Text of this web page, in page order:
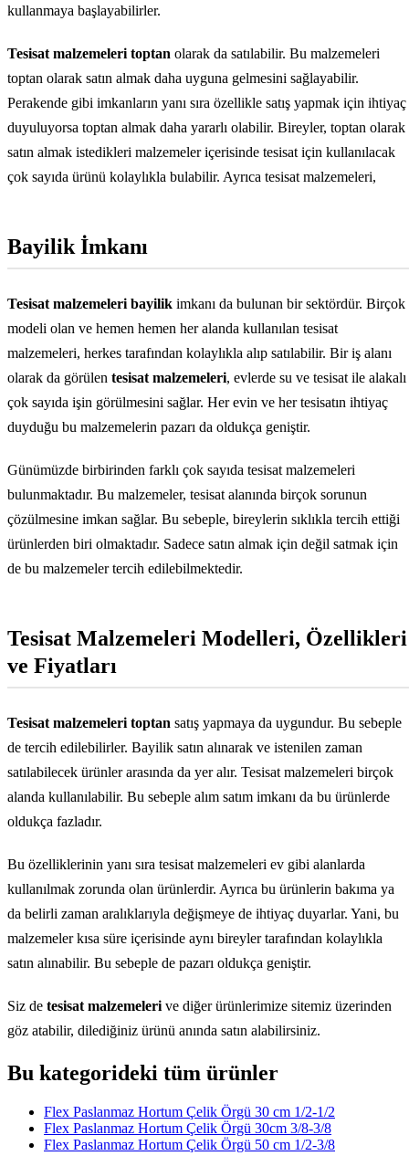
kullanmaya başlayabilirler.
Tesisat malzemeleri toptan olarak da satılabilir. Bu malzemeleri
toptan olarak satın almak daha uyguna gelmesini sağlayabilir.
Perakende gibi imkanların yanı sıra özellikle satış yapmak için ihtiyaç
duyuluyorsa toptan almak daha yararlı olabilir. Bireyler, toptan olarak
satın almak istedikleri malzemeler içerisinde tesisat için kullanılacak
çok sayıda ürünü kolaylıkla bulabilir. Ayrıca tesisat malzemeleri,
Bayilik İmkanı
Tesisat malzemeleri bayilik imkanı da bulunan bir sektördür. Birçok
modeli olan ve hemen hemen her alanda kullanılan tesisat
malzemeleri, herkes tarafından kolaylıkla alıp satılabilir. Bir iş alanı
olarak da görülen tesisat malzemeleri, evlerde su ve tesisat ile alakalı
çok sayıda işin görülmesini sağlar. Her evin ve her tesisatın ihtiyaç
duyduğu bu malzemelerin pazarı da oldukça geniştir.
Günümüzde birbirinden farklı çok sayıda tesisat malzemeleri
bulunmaktadır. Bu malzemeler, tesisat alanında birçok sorunun
çözülmesine imkan sağlar. Bu sebeple, bireylerin sıklıkla tercih ettiği
ürünlerden biri olmaktadır. Sadece satın almak için değil satmak için
de bu malzemeler tercih edilebilmektedir.
Tesisat Malzemeleri Modelleri, Özellikleri
ve Fiyatları
Tesisat malzemeleri toptan satış yapmaya da uygundur. Bu sebeple
de tercih edilebilirler. Bayilik satın alınarak ve istenilen zaman
satılabilecek ürünler arasında da yer alır. Tesisat malzemeleri birçok
alanda kullanılabilir. Bu sebeple alım satım imkanı da bu ürünlerde
oldukça fazladır.
Bu özelliklerinin yanı sıra tesisat malzemeleri ev gibi alanlarda
kullanılmak zorunda olan ürünlerdir. Ayrıca bu ürünlerin bakıma ya
da belirli zaman aralıklarıyla değişmeye de ihtiyaç duyarlar. Yani, bu
malzemeler kısa süre içerisinde aynı bireyler tarafından kolaylıkla
satın alınabilir. Bu sebeple de pazarı oldukça geniştir.
Siz de tesisat malzemeleri ve diğer ürünlerimize sitemiz üzerinden
göz atabilir, dilediğiniz ürünü anında satın alabilirsiniz.
Bu kategorideki tüm ürünler
Flex Paslanmaz Hortum Çelik Örgü 30 cm 1/2-1/2
Flex Paslanmaz Hortum Çelik Örgü 30cm 3/8-3/8
Flex Paslanmaz Hortum Çelik Örgü 50 cm 1/2-3/8